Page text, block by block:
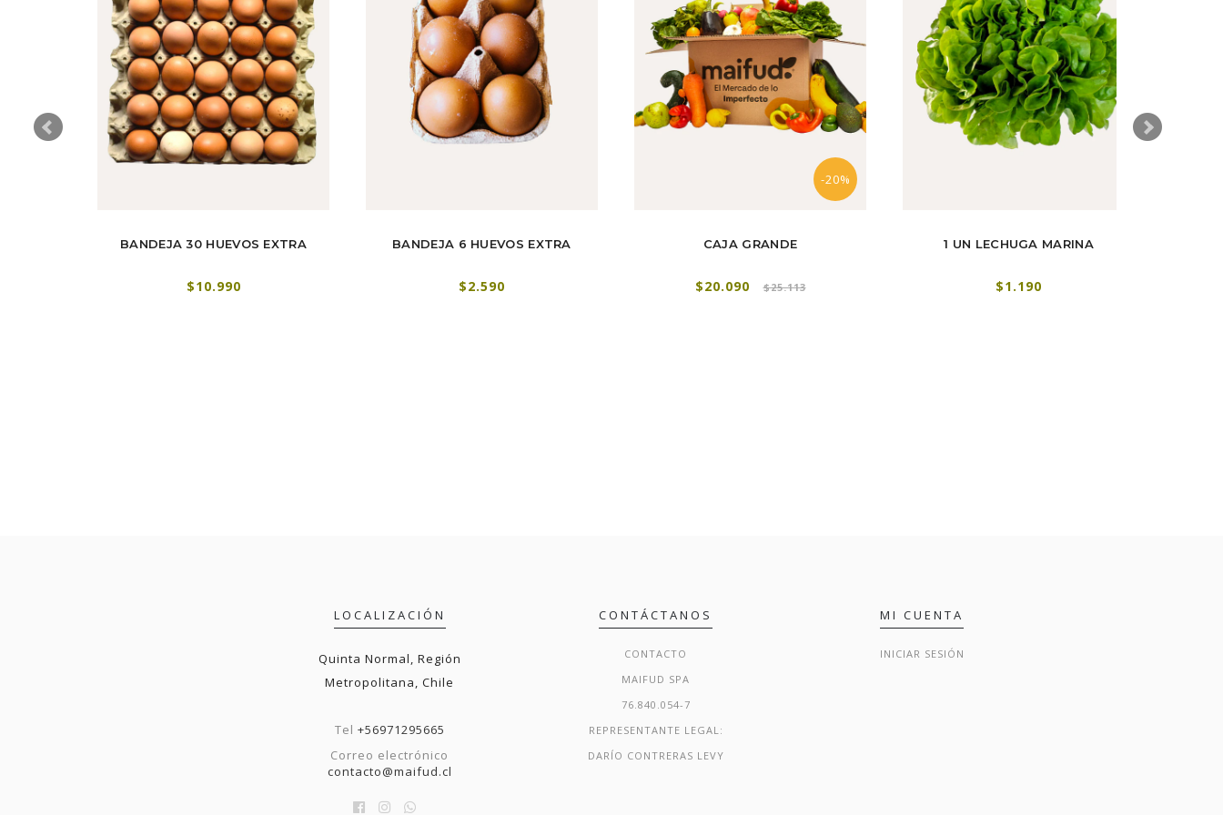
BANDEJA 30 HUEVOS EXTRA
$10.990
BANDEJA 6 HUEVOS EXTRA
$2.590
-20%
CAJA GRANDE
$20.090 $25.113
1 UN LECHUGA MARINA
$1.190
LOCALIZACIÓN
Quinta Normal, Región
Metropolitana, Chile
Tel +56971295665
Correo electrónico
contacto@maifud.cl
CONTÁCTANOS
CONTACTO
MAIFUD SPA
76.840.054-7
REPRESENTANTE LEGAL:
DARÍO CONTRERAS LEVY
MI CUENTA
INICIAR SESIÓN